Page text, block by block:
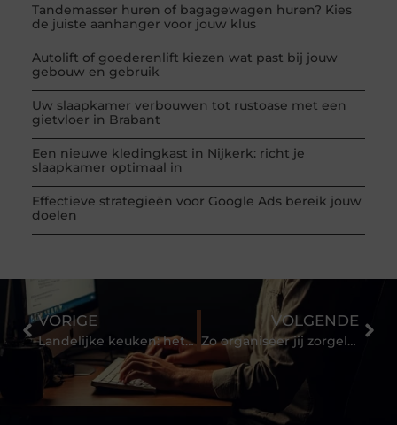
Tandemasser huren of bagagewagen huren? Kies
de juiste aanhanger voor jouw klus
Autolift of goederenlift kiezen wat past bij jouw
gebouw en gebruik
Uw slaapkamer verbouwen tot rustoase met een
gietvloer in Brabant
Een nieuwe kledingkast in Nijkerk: richt je
slaapkamer optimaal in
Effectieve strategieën voor Google Ads bereik jouw
doelen
VORIGE
Landelijke keuken: het beste van het platteland bij jou in huis
VOLGENDE
Zo organiseer jij zorgeloos een BBQ